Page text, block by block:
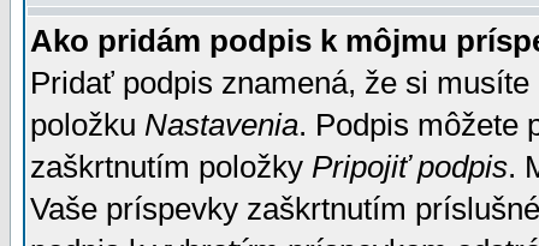
Ako pridám podpis k môjmu
Pridať podpis znamená, že si
položku Nastavenia. Podpis môžete
zaškrtnutím položky Pripojiť podpis.
Vaše príspevky zaškrtnutím